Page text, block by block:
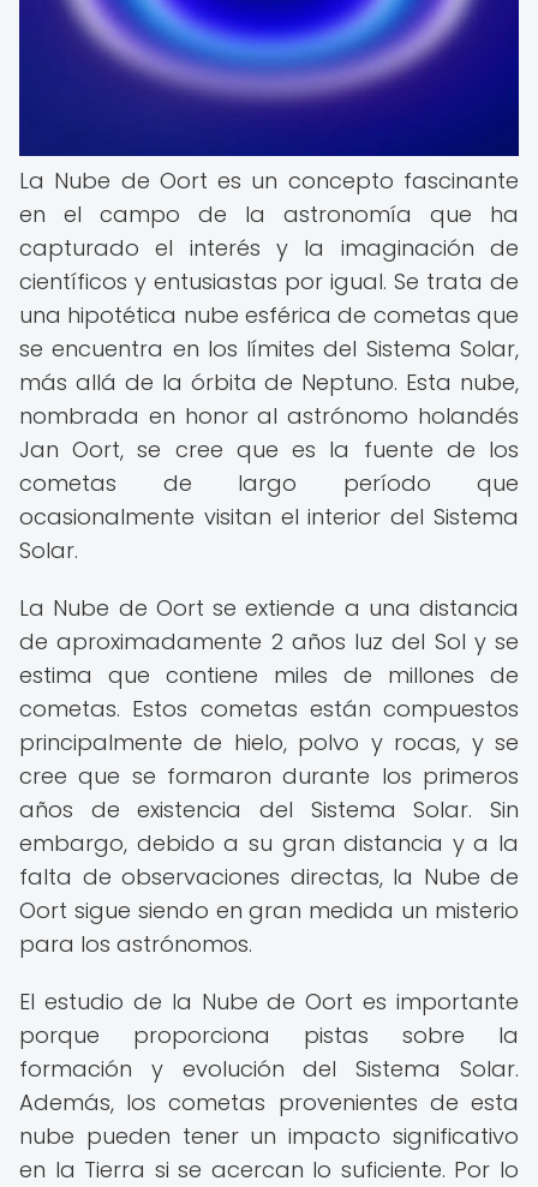
La Nube de Oort es un concepto fascinante
en el campo de la astronomía que ha
capturado el interés y la imaginación de
científicos y entusiastas por igual. Se trata de
una hipotética nube esférica de cometas que
se encuentra en los límites del Sistema Solar,
más allá de la órbita de Neptuno. Esta nube,
nombrada en honor al astrónomo holandés
Jan Oort, se cree que es la fuente de los
cometas de largo período que
ocasionalmente visitan el interior del Sistema
Solar.
La Nube de Oort se extiende a una distancia
de aproximadamente 2 años luz del Sol y se
estima que contiene miles de millones de
cometas. Estos cometas están compuestos
principalmente de hielo, polvo y rocas, y se
cree que se formaron durante los primeros
años de existencia del Sistema Solar. Sin
embargo, debido a su gran distancia y a la
falta de observaciones directas, la Nube de
Oort sigue siendo en gran medida un misterio
para los astrónomos.
El estudio de la Nube de Oort es importante
porque proporciona pistas sobre la
formación y evolución del Sistema Solar.
Además, los cometas provenientes de esta
nube pueden tener un impacto significativo
en la Tierra si se acercan lo suficiente. Por lo